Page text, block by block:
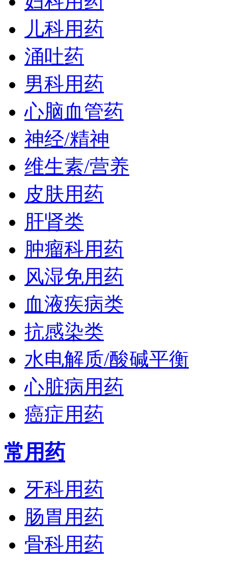
儿科用药
涌吐药
男科用药
心脑血管药
神经/精神
维生素/营养
皮肤用药
肝肾类
肿瘤科用药
风湿免用药
血液疾病类
抗感染类
水电解质/酸碱平衡
心脏病用药
癌症用药
常用药
牙科用药
肠胃用药
骨科用药